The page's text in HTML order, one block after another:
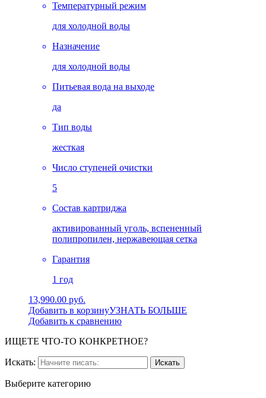
Температурный режим
для холодной воды
Назначение
для холодной воды
Питьевая вода на выходе
да
Тип воды
жесткая
Число ступеней очистки
5
Состав картриджа
активированный уголь, вспененный
полипропилен, нержавеющая сетка
Гарантия
1 год
13,990.00 руб.
Добавить в корзинуУЗНАТЬ БОЛЬШЕ
Добавить к сравнению
ИЩЕТЕ ЧТО-ТО КОНКРЕТНОЕ?
Искать:
Выберите категорию